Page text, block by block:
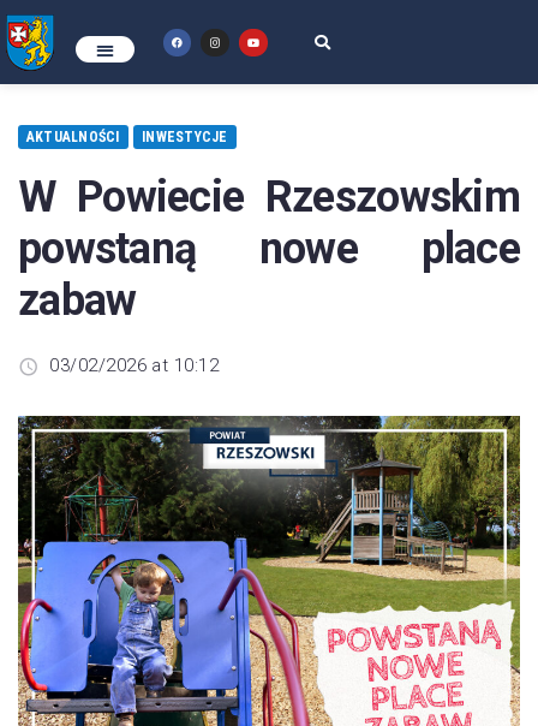
AKTUALNOŚCI INWESTYCJE
W Powiecie Rzeszowskim
powstaną nowe place
zabaw
03/02/2026 at 10:12